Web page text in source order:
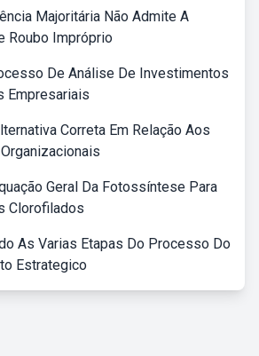
Majoritária Não Admite A
Roubo Impróprio
De Análise De Investimentos
Empresariais
Correta Em Relação Aos
Geral Da Fotossíntese Para
Clorofilados
As Varias Etapas Do Processo Do
Estrategico